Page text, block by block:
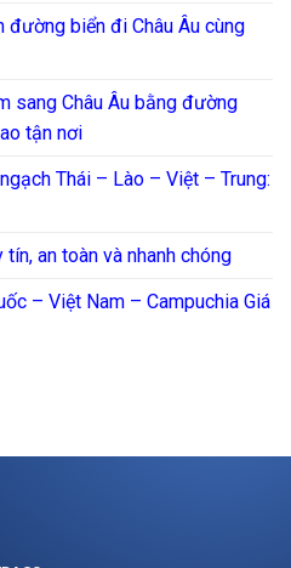
đường biển đi Châu Âu cùng
sang Châu Âu bằng đường
tận nơi
Thái – Lào – Việt – Trung:
an toàn và nhanh chóng
– Việt Nam – Campuchia Giá